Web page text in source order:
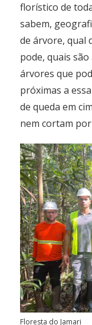
florístico de
sabem,
de árvore, qual
pode, quais
árvores que
próximas a
de queda em
nem cortam
Floresta do Jamari